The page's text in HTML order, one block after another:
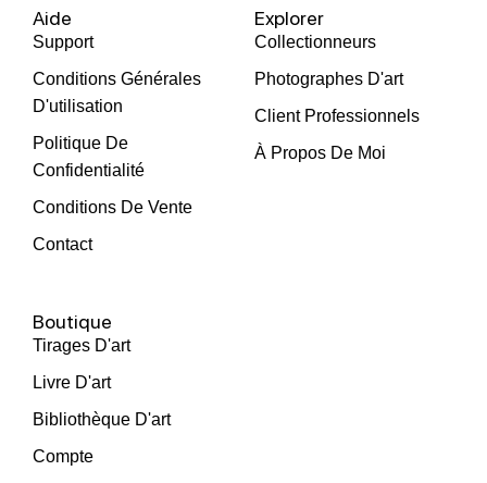
Aide
Support
Conditions Générales
D'utilisation
Politique De
Confidentialité
Conditions De Vente
Contact
Explorer
Collectionneurs
Photographes D'art
Client Professionnels
À Propos De Moi
Boutique
Tirages D'art
Livre D'art
Bibliothèque D'art
Compte